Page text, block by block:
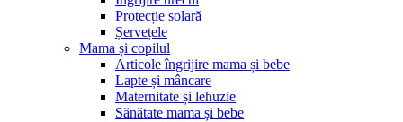
Protecție solară
Șervețele
Mama și copilul
Articole îngrijire mama și bebe
Lapte și mâncare
Maternitate și lehuzie
Sănătate mama și bebe